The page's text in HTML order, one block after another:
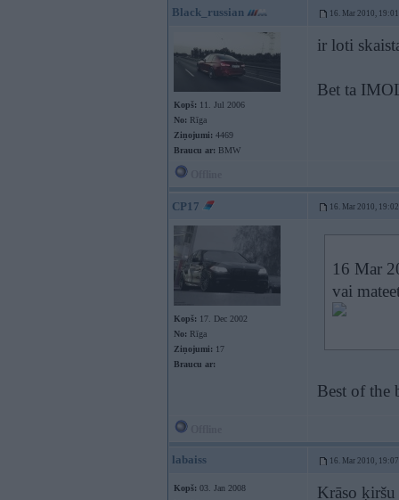
Black_russian 16. Mar 2010, 19:01
Kopš: 11. Jul 2006
No: Rīga
Ziņojumi: 4469
Braucu ar: BMW
ir loti
Bet ta
CP17 16. Mar 2010, 19:02
Kopš: 17. Dec 2002
No: Rīga
Ziņojumi: 17
Braucu ar:
16 Mar
vai
Best of the
labaiss 16. Mar 2010, 19:07
Kopš: 03. Jan 2008
Krāso ķiršu